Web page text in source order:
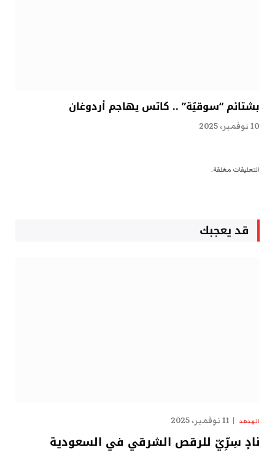
بشتائم “سوقيّة” .. كاتس يهاجم أردوغان
10 نوفمبر، 2025
التعليقات مغلقة.
قد يعجبك
الهدهد 11 نوفمبر، 2025
نادٍ سِرِّيّ للرقص الشرقي في السعودية